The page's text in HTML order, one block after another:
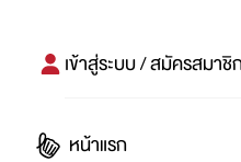
เข้าสู่ระบบ / สมัครสมาชิ
หน้าแรก